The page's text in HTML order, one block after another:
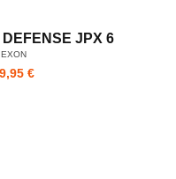
DEFENSE JPX 6
€